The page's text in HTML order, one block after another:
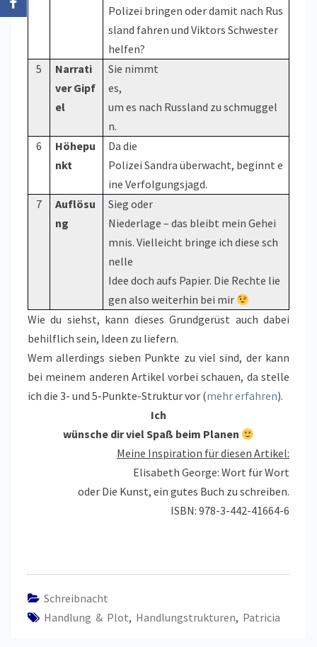
Polizei bringen oder damit nach Rus
sland fahren und Viktors Schwester
helfen?
5
Narrati
ver Gipf
el
Sie nimmt
es,
um es nach Russland zu schmuggel
n.
6
Höhepu
nkt
Da die
Polizei Sandra überwacht, beginnt e
ine Verfolgungsjagd.
7
Auflösu
ng
Sieg oder
Niederlage – das bleibt mein Gehei
mnis. Vielleicht bringe ich diese sch
nelle
Idee doch aufs Papier. Die Rechte lie
gen also weiterhin bei mir
Wie du siehst, kann dieses Grundgerüst auch dabei
behilflich sein, Ideen zu liefern.
Wem allerdings sieben Punkte zu viel sind, der kann
bei meinem anderen Artikel vorbei schauen, da stelle
ich die 3- und 5-Punkte-Struktur vor (mehr erfahren).
Ich
wünsche dir viel Spaß beim Planen
Meine Inspiration für diesen Artikel:
Elisabeth George: Wort für Wort
oder Die Kunst, ein gutes Buch zu schreiben.
ISBN: 978-3-442-41664-6
Schreibnacht
Handlung & Plot, Handlungstrukturen, Patricia